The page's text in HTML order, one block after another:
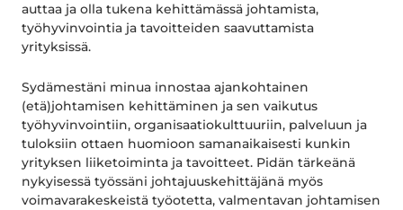
auttaa ja olla tukena kehittämässä johtamista,
työhyvinvointia ja tavoitteiden saavuttamista
yrityksissä.
Sydämestäni minua innostaa ajankohtainen
(etä)johtamisen kehittäminen ja sen vaikutus
työhyvinvointiin, organisaatiokulttuuriin, palveluun ja
tuloksiin ottaen huomioon samanaikaisesti kunkin
yrityksen liiketoiminta ja tavoitteet. Pidän tärkeänä
nykyisessä työssäni johtajuuskehittäjänä myös
voimavarakeskeistä työotetta, valmentavan johtamisen